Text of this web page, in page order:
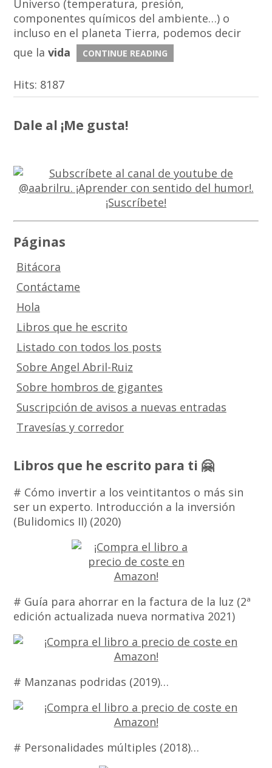
Universo (temperatura, presión,
componentes químicos del ambiente…) o
incluso en el planeta Tierra, podemos decir
que lavida CONTINUE READING
Hits: 8187
Dale al ¡Me gusta!
Páginas
Bitácora
Contáctame
Hola
Libros que he escrito
Listado con todos los posts
Sobre Angel Abril-Ruiz
Sobre hombros de gigantes
Suscripción de avisos a nuevas entradas
Travesías y corredor
Libros que he escrito para ti 🤗
# Cómo invertir a los veintitantos o más sin
ser un experto. Introducción a la inversión
(Bulidomics II) (2020)
# Guía para ahorrar en la factura de la luz (2ª
edición actualizada nueva normativa 2021)
# Manzanas podridas (2019)…
# Personalidades múltiples (2018)…